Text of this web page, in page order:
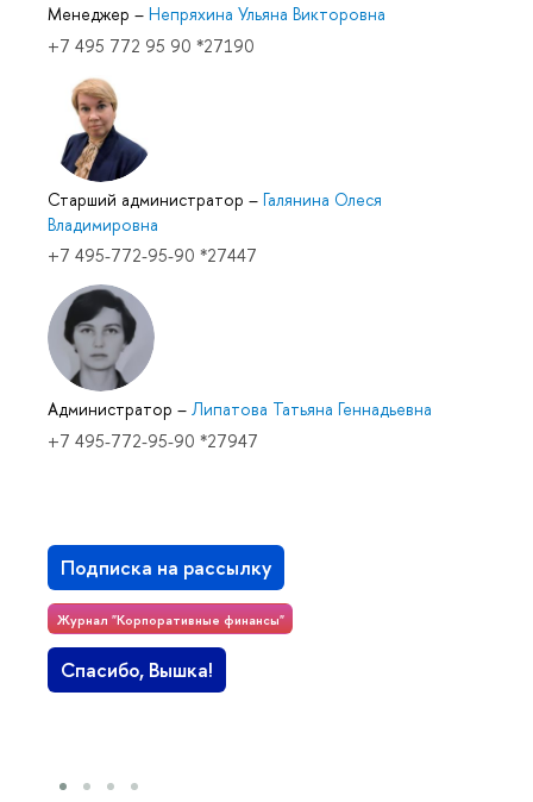
Менеджер – Непряхина Ульяна Викторовна
+7 495 772 95 90 *27190
Старший администратор – Галянина Олеся
Владимировна
+7 495-772-95-90 *27447
Администратор – Липатова Татьяна Геннадьевна
+7 495-772-95-90 *27947
Подписка на рассылку
Журнал "Корпоративные финансы"
Спасибо, Вышка!